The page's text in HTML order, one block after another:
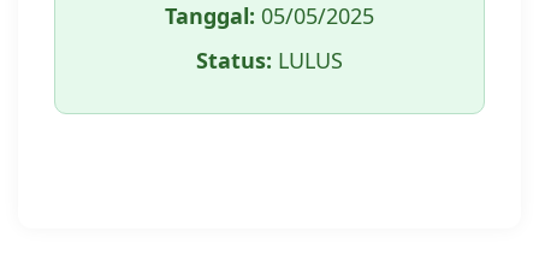
Tanggal: 05/05/2025
Status: LULUS